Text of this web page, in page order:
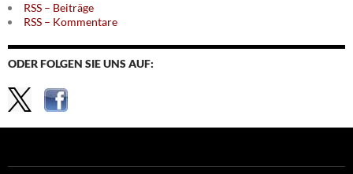
RSS – Beiträge
RSS – Kommentare
ODER FOLGEN SIE UNS AUF: